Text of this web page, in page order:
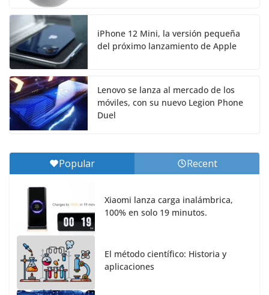
iPhone 12 Mini, la versión pequeña
del próximo lanzamiento de Apple
Lenovo se lanza al mercado de los
móviles, con su nuevo Legion Phone
Duel
Popular Recent
Xiaomi lanza carga inalámbrica,
100% en solo 19 minutos.
El método científico: Historia y
aplicaciones